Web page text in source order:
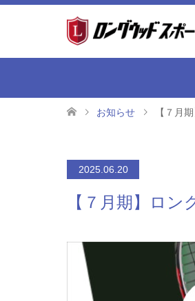
お知らせ 【７月
2025.06.20
【７月期】ロ